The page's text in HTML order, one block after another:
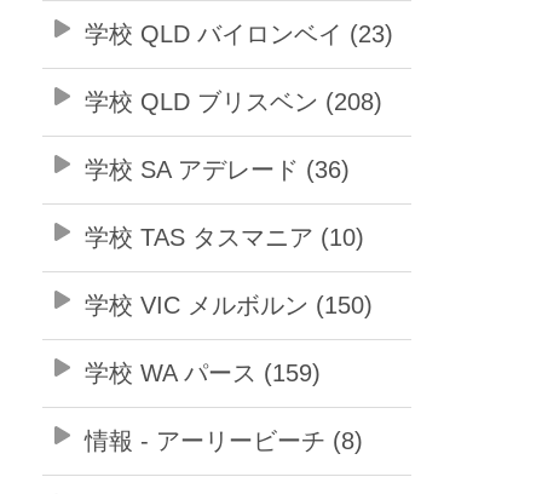
学校 QLD バイロンベイ (23)
学校 QLD ブリスベン (208)
学校 SA アデレード (36)
学校 TAS タスマニア (10)
学校 VIC メルボルン (150)
学校 WA パース (159)
情報 - アーリービーチ (8)